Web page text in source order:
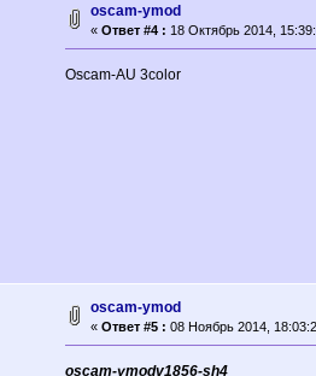
oscam-ymod
«Ответ #4 : 18 Октябрь 2014,
Oscam-AU 3color
oscam-ymod
«Ответ #5 : 08 Ноябрь 2014,
oscam-ymodv1856-sh4